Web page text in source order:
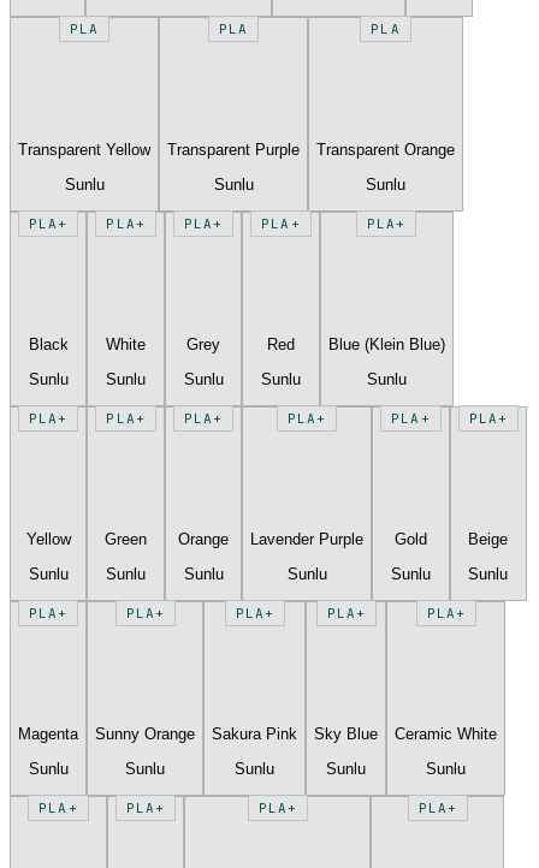
PLA
Transparent Yellow
Sunlu
PLA
Transparent Purple
Sunlu
PLA
Transparent Orange
Sunlu
PLA+
Black
Sunlu
PLA+
White
Sunlu
PLA+
Grey
Sunlu
PLA+
Red
Sunlu
PLA+
Blue (Klein Blue)
Sunlu
PLA+
Yellow
Sunlu
PLA+
Green
Sunlu
PLA+
Orange
Sunlu
PLA+
Lavender Purple
Sunlu
PLA+
Gold
Sunlu
PLA+
Beige
Sunlu
PLA+
Magenta
Sunlu
PLA+
Sunny Orange
Sunlu
PLA+
Sakura Pink
Sunlu
PLA+
Sky Blue
Sunlu
PLA+
Ceramic White
Sunlu
PLA+ PLA+ PLA+ PLA+